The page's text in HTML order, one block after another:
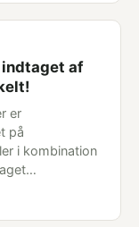
indtaget af
er
på
i kombination